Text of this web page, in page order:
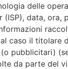
delle
(ISP), data,
caso il titolare
pubblicitari)
da parte del